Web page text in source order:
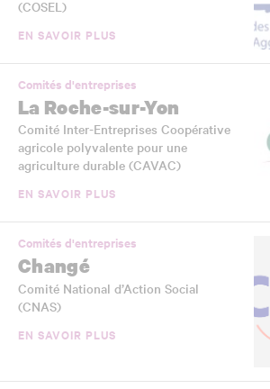
(COSEL)
EN SAVOIR PLUS
Comités d'entreprises
La Roche-sur-Yon
Comité Inter-Entreprises Coopérative
agricole polyvalente pour une
agriculture durable (CAVAC)
EN SAVOIR PLUS
Comités d'entreprises
Changé
Comité National d’Action Social
(CNAS)
EN SAVOIR PLUS